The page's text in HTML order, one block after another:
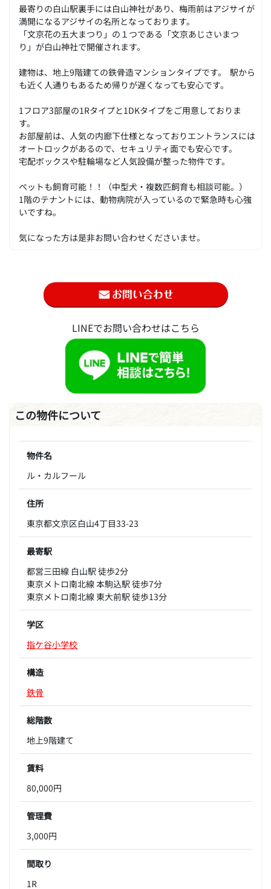
最寄りの白山駅裏手には白山神社があり、梅雨前はアジサイが
満開になるアジサイの名所となっております。
「文京花の五大まつり」の１つである「文京あじさいまつ
り」が白山神社で開催されます。
建物は、地上9階建ての鉄骨造マンションタイプです。 駅から
も近く人通りもあるため帰りが遅くなっても安心です。
1フロア3部屋の1Rタイプと1DKタイプをご用意しておりま
す。
お部屋前は、人気の内廊下仕様となっておりエントランスには
オートロックがあるので、セキュリティ面でも安心です。
宅配ボックスや駐輪場など人気設備が整った物件です。
ペットも飼育可能！！（中型犬・複数匹飼育も相談可能。）
1階のテナントには、動物病院が入っているので緊急時も心強
いですね。
気になった方は是非お問い合わせくださいませ。
LINEでお問い合わせはこちら
この物件について
物件名
ル・カルフール
住所
東京都文京区白山4丁目33-23
最寄駅
都営三田線 白山駅 徒歩2分
東京メトロ南北線 本駒込駅 徒歩7分
東京メトロ南北線 東大前駅 徒歩13分
学区
指ケ谷小学校
構造
鉄骨
総階数
地上9階建て
賃料
80,000円
管理費
3,000円
間取り
1R